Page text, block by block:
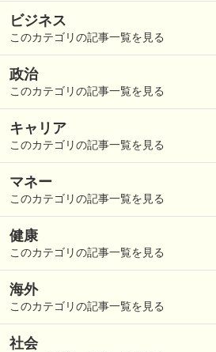
ビジネス
このカテゴリの記事一覧を見る
政治
このカテゴリの記事一覧を見る
キャリア
このカテゴリの記事一覧を見る
マネー
このカテゴリの記事一覧を見る
健康
このカテゴリの記事一覧を見る
海外
このカテゴリの記事一覧を見る
社会